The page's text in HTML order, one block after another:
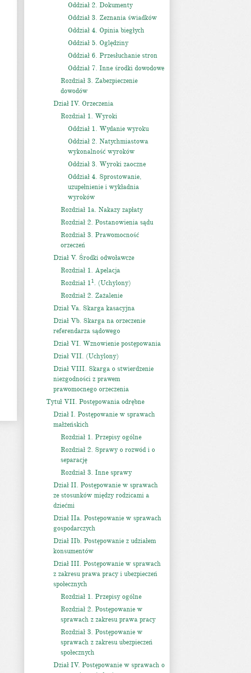
Oddział 2. Dokumenty
Oddział 3. Zeznania świadków
Oddział 4. Opinia biegłych
Oddział 5. Oględziny
Oddział 6. Przesłuchanie stron
Oddział 7. Inne środki dowodowe
Rozdział 3. Zabezpieczenie
dowodów
Dział IV. Orzeczenia
Rozdział 1. Wyroki
Oddział 1. Wydanie wyroku
Oddział 2. Natychmiastowa
wykonalność wyroków
Oddział 3. Wyroki zaoczne
Oddział 4. Sprostowanie,
uzupełnienie i wykładnia
wyroków
Rozdział 1a. Nakazy zapłaty
Rozdział 2. Postanowienia sądu
Rozdział 3. Prawomocność
orzeczeń
Dział V. Środki odwoławcze
Rozdział 1. Apelacja
Rozdział 11. (Uchylony)
Rozdział 2. Zażalenie
Dział Va. Skarga kasacyjna
Dział Vb. Skarga na orzeczenie
referendarza sądowego
Dział VI. Wznowienie postępowania
Dział VII. (Uchylony)
Dział VIII. Skarga o stwierdzenie
niezgodności z prawem
prawomocnego orzeczenia
Tytuł VII. Postępowania odrębne
Dział I. Postępowanie w sprawach
małżeńskich
Rozdział 1. Przepisy ogólne
Rozdział 2. Sprawy o rozwód i o
separację
Rozdział 3. Inne sprawy
Dział II. Postępowanie w sprawach
ze stosunków między rodzicami a
dziećmi
Dział IIa. Postępowanie w sprawach
gospodarczych
Dział IIb. Postępowanie z udziałem
konsumentów
Dział III. Postępowanie w sprawach
z zakresu prawa pracy i ubezpieczeń
społecznych
Rozdział 1. Przepisy ogólne
Rozdział 2. Postępowanie w
sprawach z zakresu prawa pracy
Rozdział 3. Postępowanie w
sprawach z zakresu ubezpieczeń
społecznych
Dział IV. Postępowanie w sprawach o